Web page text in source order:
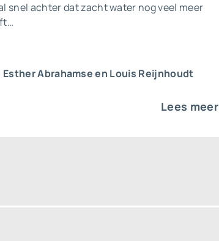
snel achter dat zacht water nog veel meer
Esther Abrahamse en Louis Reijnhoudt
Lees meer